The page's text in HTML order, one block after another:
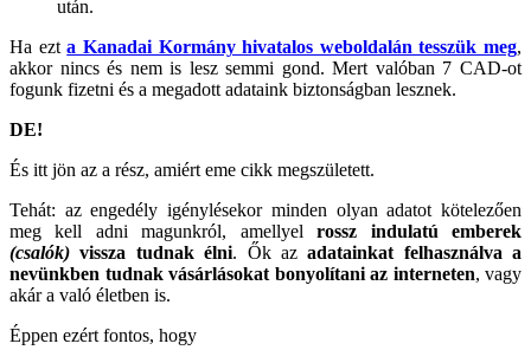
után.
Ha ezta Kanadai Kormány hivatalos weboldalán tesszük meg,
akkor nincs és nem is lesz semmi gond. Mert valóban 7 CAD-ot
fogunk fizetni és a megadott adataink biztonságban lesznek.
DE!
És itt jön az a rész, amiért eme cikk megszületett.
Tehát: az engedély igénylésekor minden olyan adatot kötelezően
meg kell adni magunkról, amellyelrossz indulatú emberek
(csalók) vissza tudnak élni. Ők azadatainkat felhasználva a
nevünkben tudnak vásárlásokat bonyolítani az interneten, vagy
akár a való életben is.
Éppen ezért fontos, hogy